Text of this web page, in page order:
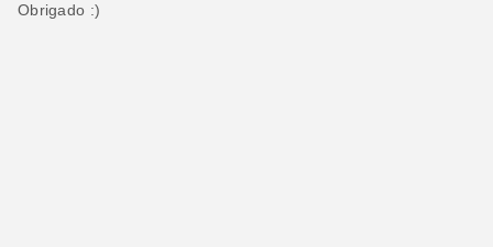
Obrigado :)